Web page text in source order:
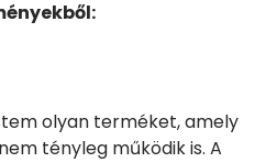
olyan terméket, amely
tényleg működik is. A